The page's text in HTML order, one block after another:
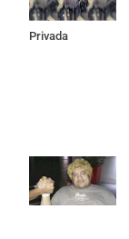
Propiedad
Privada